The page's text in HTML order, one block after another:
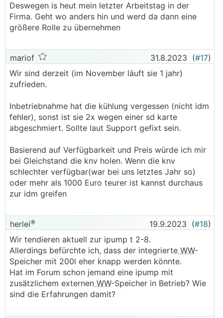
Deswegen is heut mein letzter Arbeitstag in der
Firma. Geht wo anders hin und werd da dann eine
größere Rolle zu übernehmen
mariof 31.8.2023 (#17)
Wir sind derzeit (im November läuft sie 1 jahr)
zufrieden.
Inbetriebnahme hat die kühlung vergessen (nicht idm
fehler), sonst ist sie 2x wegen einer sd karte
abgeschmiert. Sollte laut Support gefixt sein.
Basierend auf Verfügbarkeit und Preis würde ich mir
bei Gleichstand die knv holen. Wenn die knv
schlechter verfügbar(war bei uns letztes Jahr so)
oder mehr als 1000 Euro teurer ist kannst durchaus
zur idm greifen
herlei 19.9.2023 (#18)
Wir tendieren aktuell zur ipump t 2-8.
Allerdings befürchte ich, dass der integrierte WW-
Speicher mit 200l eher knapp werden könnte.
Hat im Forum schon jemand eine ipump mit
zusätzlichem externen WW-Speicher in Betrieb? Wie
sind die Erfahrungen damit?